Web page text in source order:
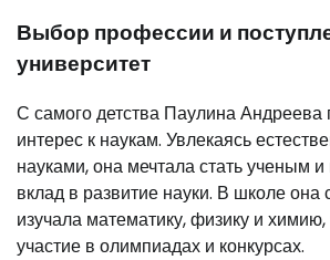
Выбор профессии и
университет
С самого детства Паулина Андреева
интерес к наукам. Увлекаясь
науками, она мечтала стать ученым и
вклад в развитие науки. В школе она
изучала математику, физику и
участие в олимпиадах и конкурсах.